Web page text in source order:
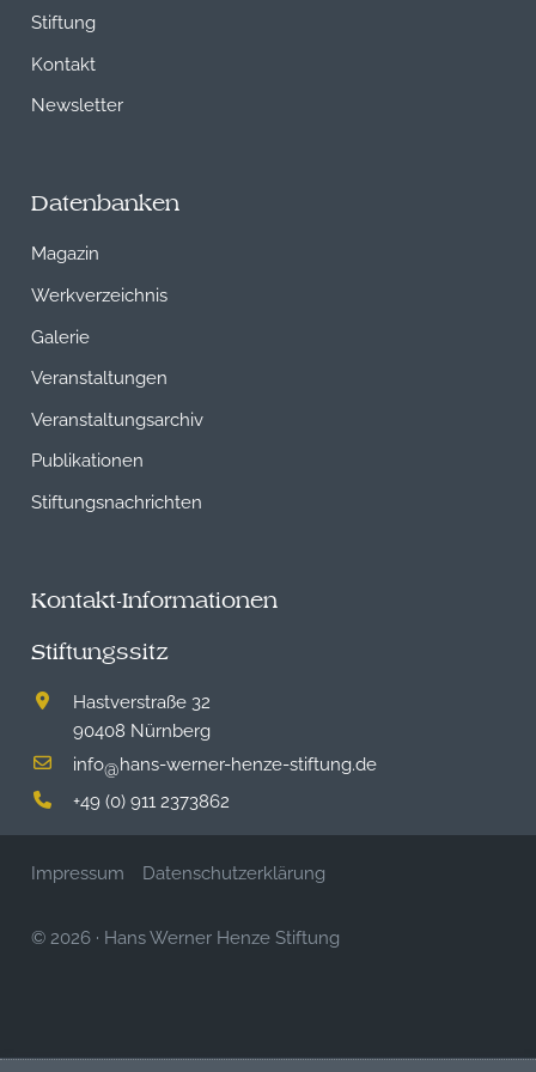
Stiftung
Kontakt
Newsletter
Datenbanken
Magazin
Werkverzeichnis
Galerie
Veranstaltungen
Veranstaltungsarchiv
Publikationen
Stiftungsnachrichten
Kontakt-Informationen
Stiftungssitz
Hastverstraße 32
90408 Nürnberg
info@hans-werner-henze-stiftung.de
+49 (0) 911 2373862
Impressum Datenschutzerklärung
© 2026 · Hans Werner Henze Stiftung